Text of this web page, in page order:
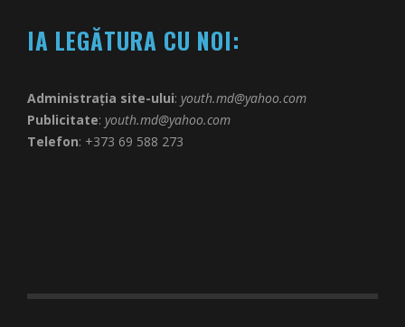
IA LEGĂTURA CU NOI:
Administrația site-ului: youth.md@yahoo.com
Publicitate: youth.md@yahoo.com
Telefon: +373 69 588 273